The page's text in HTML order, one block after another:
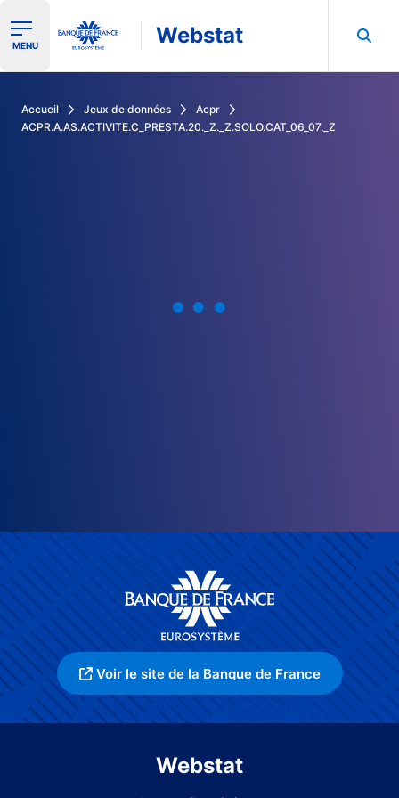
Ouvrir le menu de navigation
MENU Webstat
Accueil Jeux de données
Acpr
ACPR.A.AS.ACTIVITE.C_PRESTA.20._Z._Z.SOLO.CAT_06_07._Z
Voir le site de la Banque de France
Webstat